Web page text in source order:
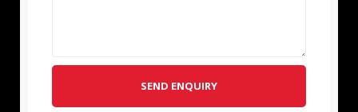
SEND ENQUIRY